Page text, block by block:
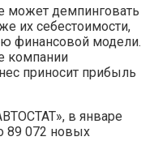
может демпинговать
их себестоимости,
финансовой модели.
компании
приносит прибыль
в январе
89 072 новых